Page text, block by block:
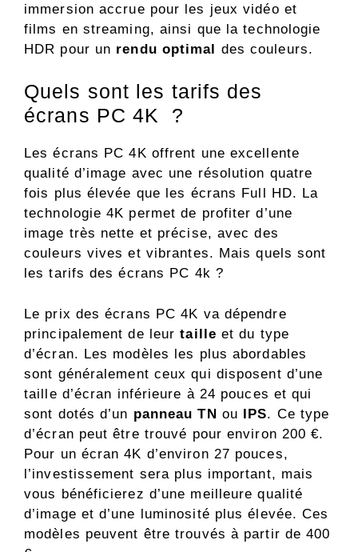
immersion accrue pour les jeux vidéo et
films en streaming, ainsi que la technologie
HDR pour un rendu optimal des couleurs.
Quels sont les tarifs des
écrans PC 4K ?
Les écrans PC 4K offrent une excellente
qualité d’image avec une résolution quatre
fois plus élevée que les écrans Full HD. La
technologie 4K permet de profiter d’une
image très nette et précise, avec des
couleurs vives et vibrantes. Mais quels sont
les tarifs des écrans PC 4k ?
Le prix des écrans PC 4K va dépendre
principalement de leurtaille et du type
d’écran. Les modèles les plus abordables
sont généralement ceux qui disposent d’une
taille d’écran inférieure à 24 pouces et qui
sont dotés d’un panneau TN ou IPS. Ce type
d’écran peut être trouvé pour environ 200 €.
Pour un écran 4K d’environ 27 pouces,
l’investissement sera plus important, mais
vous bénéficierez d’une meilleure qualité
d’image et d’une luminosité plus élevée. Ces
modèles peuvent être trouvés à partir de 400